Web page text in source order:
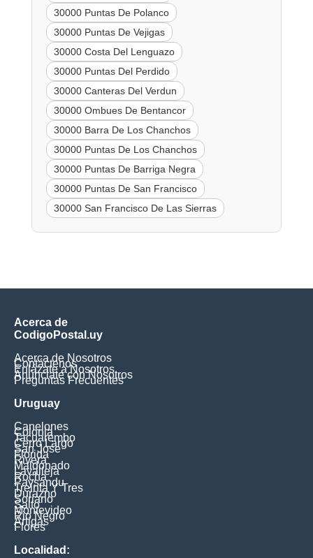
30000 Puntas De Polanco
30000 Puntas De Vejigas
30000 Costa Del Lenguazo
30000 Puntas Del Perdido
30000 Canteras Del Verdun
30000 Ombues De Bentancor
30000 Barra De Los Chanchos
30000 Puntas De Los Chanchos
30000 Puntas De Barriga Negra
30000 Puntas De San Francisco
30000 San Francisco De Las Sierras
Acerca de
CodigoPostal.uy
Acerca de Nosotros
Contáctenos
Enlázate a Nosotros
Anúnciate con Nosotros
Preguntas Frecuentes
Uruguay
Canelones
Colonia
Tacuarembo
Cerro Largo
San Jose
Florida
Rivera
Maldonado
Lavalleja
Rocha
Paysandu
Treinta Y Tres
Durazno
Soriano
Salto
Montevideo
Rio Negro
Artigas
Flores
Localidad: